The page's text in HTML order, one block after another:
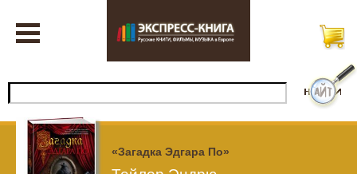
«Загадка Эдгара По»